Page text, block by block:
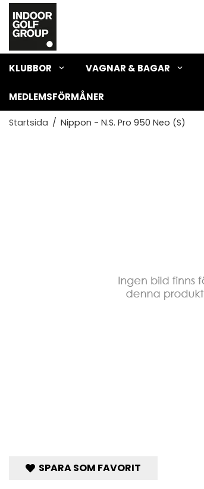
KLUBBOR VAGNAR & BAGAR
MEDLEMSFÖRMÅNER
Startsida / Nippon - N.S. Pro 950 Neo (S)
SPARA SOM FAVORIT